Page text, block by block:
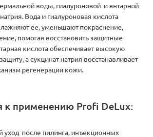
воды, гиалуроновой и янтарной
Вода и гиалуроновая кислота
ее, уменьшают покраснение,
помогая восстановить защитные
кислота обеспечивает высокую
а сукцинат натрия восстанавливает
регенерации кожи.
к применению Profi DeLux:
после пилинга, инъекционных